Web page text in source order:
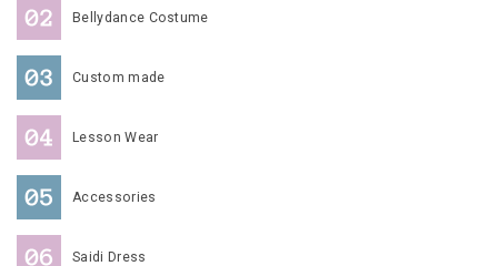
Bellydance Costume
Custom made
Lesson Wear
Accessories
Saidi Dress